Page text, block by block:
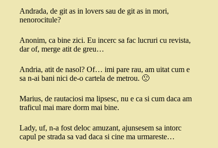
Andrada, de git as in lovers sau de git as in mori,
nenorocitule?
Anonim, ca bine zici. Eu incerc sa fac lucruri cu revista,
dar of, merge atit de greu…
Andria, atit de nasol? Of… imi pare rau, am uitat cum e
sa n-ai bani nici de-o cartela de metrou. 🙁
Marius, de rautaciosi ma lipsesc, nu e ca si cum daca am
traficul mai mare dorm mai bine.
Lady, uf, n-a fost deloc amuzant, ajunsesem sa intorc
capul pe strada sa vad daca si cine ma urmareste…